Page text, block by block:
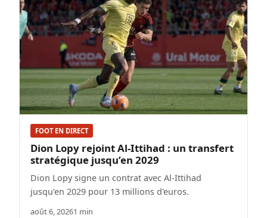
FOOT EN DIRECT
Dion Lopy rejoint Al-Ittihad : un transfert
stratégique jusqu’en 2029
Dion Lopy signe un contrat avec Al-Ittihad
jusqu'en 2029 pour 13 millions d'euros.
août 6, 20261 min